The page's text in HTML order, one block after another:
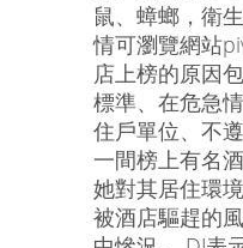
鼠、蟑螂，衛
情可瀏覽網站
店上榜的原因
標準、在危急
住戶單位、不
一間榜上有名
她對其居住環
被酒店驅趕的